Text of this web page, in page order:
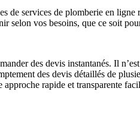
services de plomberie en
selon vos besoins, que ce soit
des devis instantanés. Il
des devis détaillés de
approche rapide et transparente